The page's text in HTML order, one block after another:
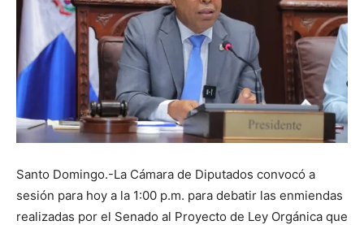
Santo Domingo.-La Cámara de Diputados convocó a
sesión para hoy a la 1:00 p.m. para debatir las enmiendas
realizadas por el Senado al Proyecto de Ley Orgánica que